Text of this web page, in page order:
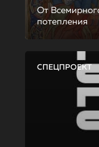
От
потепления
СПЕЦПРОЕКТ